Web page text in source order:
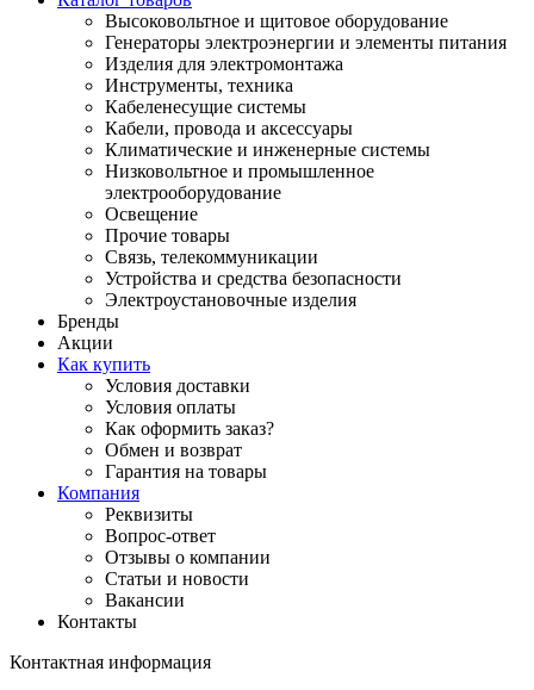
Высоковольтное и щитовое оборудование
Генераторы электроэнергии и элементы питания
Изделия для электромонтажа
Инструменты, техника
Кабеленесущие системы
Кабели, провода и аксессуары
Климатические и инженерные системы
Низковольтное и промышленное
электрооборудование
Освещение
Прочие товары
Связь, телекоммуникации
Устройства и средства безопасности
Электроустановочные изделия
Бренды
Акции
Как купить
Условия доставки
Условия оплаты
Как оформить заказ?
Обмен и возврат
Гарантия на товары
Компания
Реквизиты
Вопрос-ответ
Отзывы о компании
Статьи и новости
Вакансии
Контакты
Контактная информация